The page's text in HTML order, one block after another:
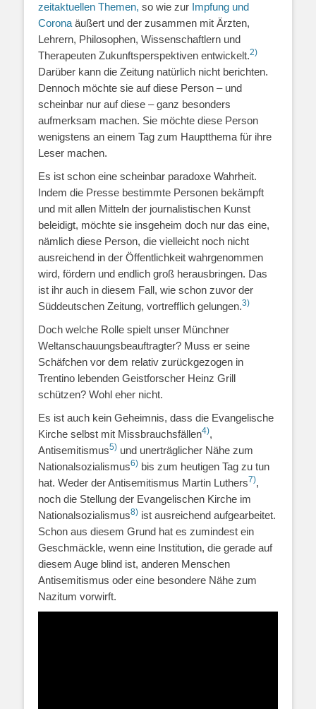
zeitaktuellen Themen, so wie zur Impfung und
Corona äußert und der zusammen mit Ärzten,
Lehrern, Philosophen, Wissenschaftlern und
Therapeuten Zukunftsperspektiven entwickelt.2)
Darüber kann die Zeitung natürlich nicht berichten.
Dennoch möchte sie auf diese Person – und
scheinbar nur auf diese – ganz besonders
aufmerksam machen. Sie möchte diese Person
wenigstens an einem Tag zum Hauptthema für ihre
Leser machen.
Es ist schon eine scheinbar paradoxe Wahrheit.
Indem die Presse bestimmte Personen bekämpft
und mit allen Mitteln der journalistischen Kunst
beleidigt, möchte sie insgeheim doch nur das eine,
nämlich diese Person, die vielleicht noch nicht
ausreichend in der Öffentlichkeit wahrgenommen
wird, fördern und endlich groß herausbringen. Das
ist ihr auch in diesem Fall, wie schon zuvor der
Süddeutschen Zeitung, vortrefflich gelungen.3)
Doch welche Rolle spielt unser Münchner
Weltanschauungsbeauftragter? Muss er seine
Schäfchen vor dem relativ zurückgezogen in
Trentino lebenden Geistforscher Heinz Grill
schützen? Wohl eher nicht.
Es ist auch kein Geheimnis, dass die Evangelische
Kirche selbst mit Missbrauchsfällen4),
Antisemitismus5) und unerträglicher Nähe zum
Nationalsozialismus6) bis zum heutigen Tag zu tun
hat. Weder der Antisemitismus Martin Luthers7),
noch die Stellung der Evangelischen Kirche im
Nationalsozialismus8) ist ausreichend aufgearbeitet.
Schon aus diesem Grund hat es zumindest ein
Geschmäckle, wenn eine Institution, die gerade auf
diesem Auge blind ist, anderen Menschen
Antisemitismus oder eine besondere Nähe zum
Nazitum vorwirft.